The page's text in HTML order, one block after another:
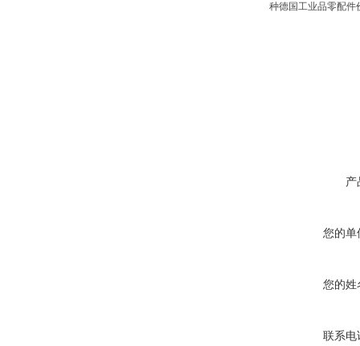
种德国工业品零配件
产
您的单
您的姓
联系电